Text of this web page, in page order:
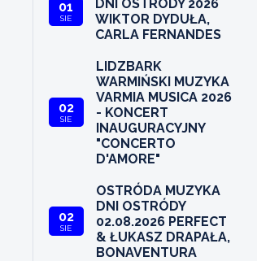
01
SIE
DNI OSTRÓDY 2026
WIKTOR DYDUŁA,
CARLA FERNANDES
02
SIE
LIDZBARK
WARMIŃSKI MUZYKA
VARMIA MUSICA 2026
- KONCERT
INAUGURACYJNY
"CONCERTO
D'AMORE"
02
SIE
OSTRÓDA MUZYKA
DNI OSTRÓDY
02.08.2026 PERFECT
& ŁUKASZ DRAPAŁA,
BONAVENTURA